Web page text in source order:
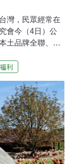
灣，民眾經常在
會今（4日）公
土品牌全聯、美
，賣場內也未提
發、好市多，並
261件，籠飼206
否有廢籠政策及
行評比，瞭解各
福利。研究會評
籠飼占比為
處在於，大潤發
利